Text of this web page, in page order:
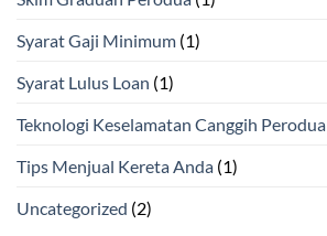
Syarat Gaji Minimum (1)
Syarat Lulus Loan (1)
Teknologi Keselamatan Canggih Perodua
Tips Menjual Kereta Anda (1)
Uncategorized (2)